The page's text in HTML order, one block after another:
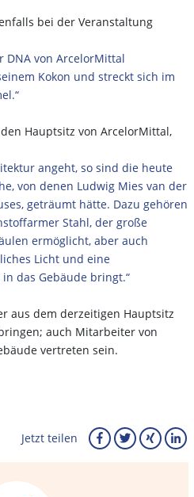
bei der Veranstaltung
DNA von ArcelorMittal
Kokon und streckt sich im
Hauptsitz von ArcelorMittal,
angeht, so sind die heute
von denen Ludwig Mies van der
geträumt hätte. Dazu gehören
Stahl, der große
ermöglicht, aber auch
Licht und eine
das Gebäude bringt.“
aus dem derzeitigen Hauptsitz
auch Mitarbeiter von
vertreten sein.
Jetzt teilen